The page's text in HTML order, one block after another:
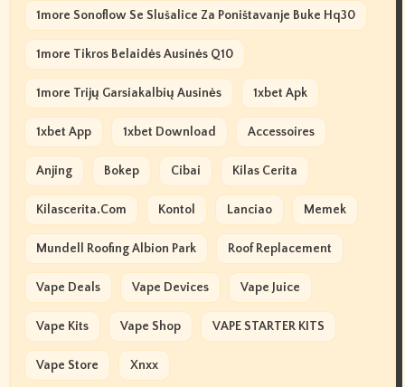
1more Sonoflow Se Slušalice Za Poništavanje Buke Hq30
1more Tikros Belaidės Ausinės Q10
1more Trijų Garsiakalbių Ausinės 1xbet Apk
1xbet App 1xbet Download Accessoires
Anjing Bokep Cibai Kilas Cerita
Kilascerita.com Kontol Lanciao Memek
Mundell Roofing Albion Park Roof Replacement
Vape Deals Vape Devices Vape Juice
Vape Kits Vape Shop VAPE STARTER KITS
Vape Store Xnxx